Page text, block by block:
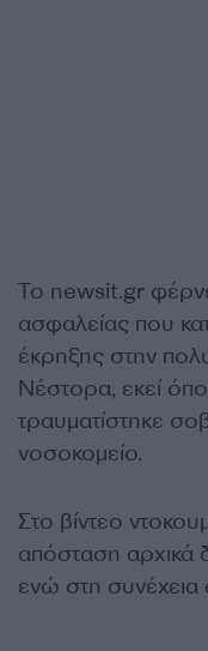
Το newsit.gr
ασφαλείας που
έκρηξης στην
Νέστορα, εκεί
τραυματίστηκε
νοσοκομείο.
Στο βίντεο
απόσταση αρχικά
ενώ στη συνέχεια